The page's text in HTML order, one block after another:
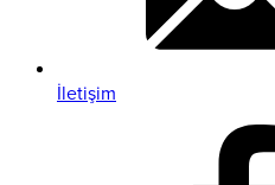
İletişim